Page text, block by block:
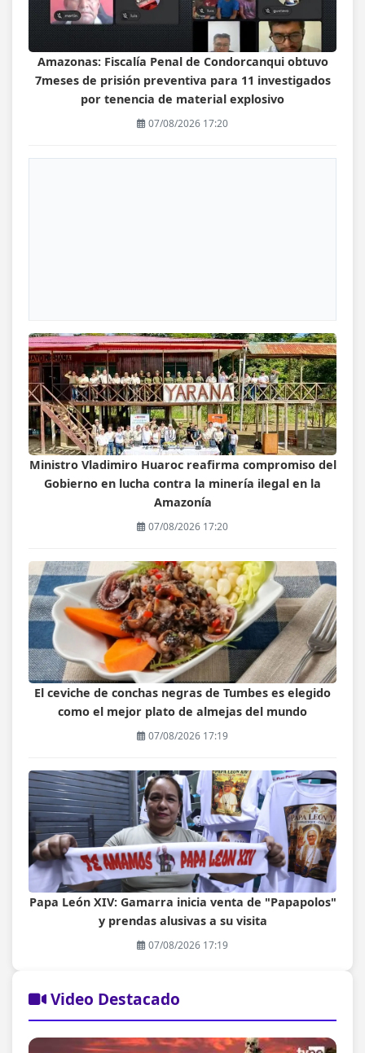
Amazonas: Fiscalía Penal de Condorcanqui obtuvo
7meses de prisión preventiva para 11 investigados
por tenencia de material explosivo
07/08/2026 17:20
Ministro Vladimiro Huaroc reafirma compromiso del
Gobierno en lucha contra la minería ilegal en la
Amazonía
07/08/2026 17:20
El ceviche de conchas negras de Tumbes es elegido
como el mejor plato de almejas del mundo
07/08/2026 17:19
Papa León XIV: Gamarra inicia venta de "Papapolos"
y prendas alusivas a su visita
07/08/2026 17:19
Video Destacado